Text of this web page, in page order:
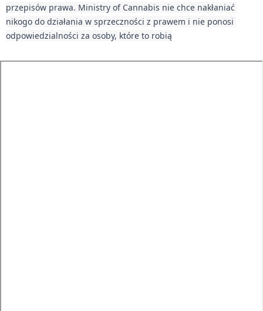
przepisów prawa. Ministry of Cannabis nie chce nakłaniać
nikogo do działania w sprzeczności z prawem i nie ponosi
odpowiedzialności za osoby, które to robią